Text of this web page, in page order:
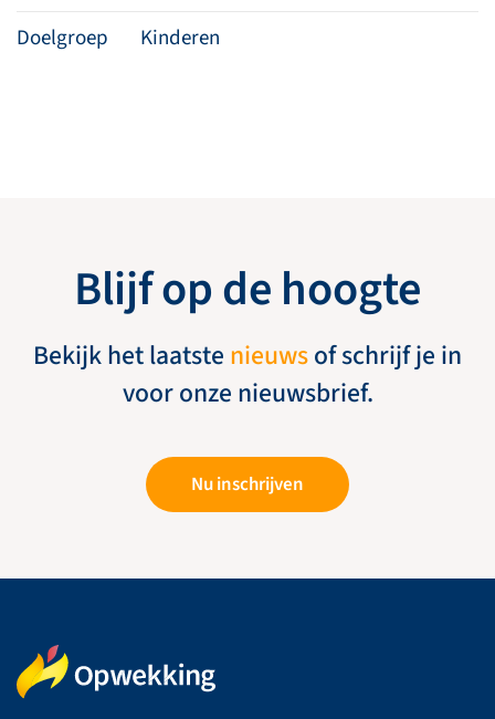
Doelgroep
Kinderen
Blijf op de hoogte
Bekijk het laatste nieuwsof schrijf je in
voor onze nieuwsbrief.
Nu inschrijven